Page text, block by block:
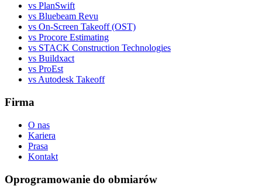
vs PlanSwift
vs Bluebeam Revu
vs On-Screen Takeoff (OST)
vs Procore Estimating
vs STACK Construction Technologies
vs Buildxact
vs ProEst
vs Autodesk Takeoff
Firma
O nas
Kariera
Prasa
Kontakt
Oprogramowanie do obmiarów